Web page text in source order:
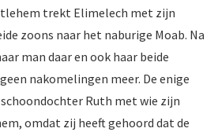
trekt Elimelech met zijn
zoons naar het naburige Moab. Na
man daar en ook haar beide
nakomelingen meer. De enige
Ruth met wie zijn
omdat zij heeft gehoord dat de